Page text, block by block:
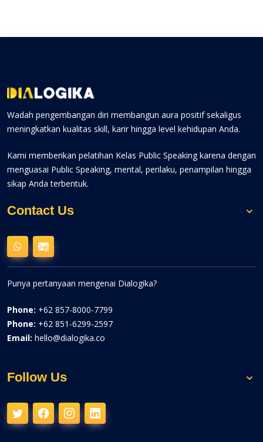
Wadah pengembangan diri membangun aura positif sekaligus
meningkatkan kualitas skill, karir hingga level kehidupan Anda.
Kami memberikan pelatihan Kelas Public Speaking karena dengan
menguasai Public Speaking, mental, perilaku, penampilan hingga
sikap Anda terbentuk.
Contact Us
Punya pertanyaan mengenai Dialogika?
Phone: +62 857-8000-7799
Phone: +62 851-6299-2597
Email: hello@dialogika.co
Follow Us